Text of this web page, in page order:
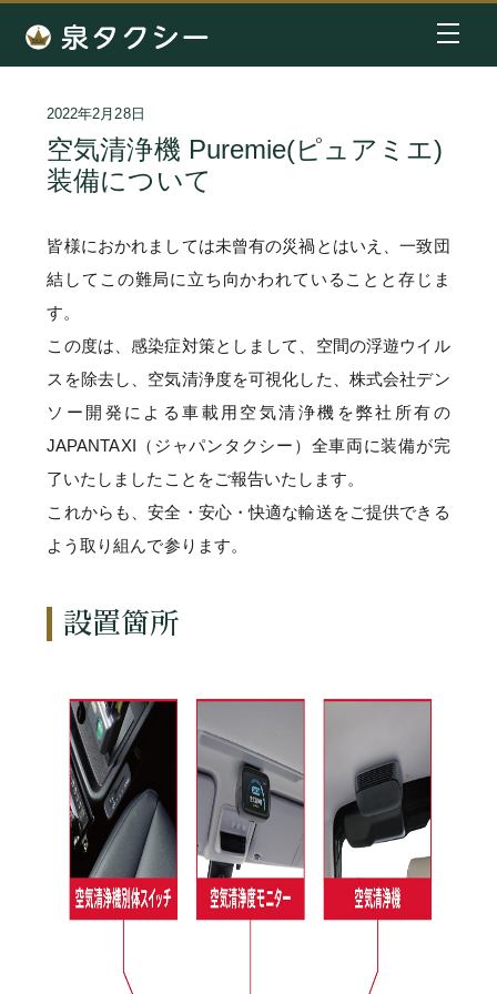
TOP お知らせ 空気清浄機 Puremie(ピュアミエ)装備につ
2022年2月28日
空気清浄機 Puremie(ピュアミエ)
装備について
皆様におかれましては未曾有の災禍とはいえ、一致団
結してこの難局に立ち向かわれていることと存じま
す。
この度は、感染症対策としまして、空間の浮遊ウイル
スを除去し、空気清浄度を可視化した、株式会社デン
ソー開発による車載用空気清浄機を弊社所有の
JAPANTAXI（ジャパンタクシー）全車両に装備が完
了いたしましたことをご報告いたします。
これからも、安全・安心・快適な輸送をご提供できる
よう取り組んで参ります。
設置箇所